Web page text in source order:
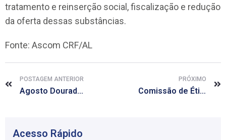
tratamento e reinserção social, fiscalização e redução
da oferta dessas substâncias.
Fonte: Ascom CRF/AL
POSTAGEM ANTERIOR
Agosto Dourado: Ministério da Saúde e Unicef adotam política de incentivo ao aleitamento materno
PRÓXIMO
Comissão de Ética do CRF/AL realiza visita técnica no CRF/GO
Acesso Rápido